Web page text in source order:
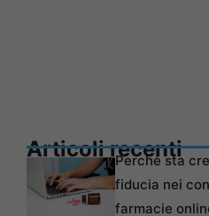
Articoli recenti
Perché sta
fiducia nei
farmacie